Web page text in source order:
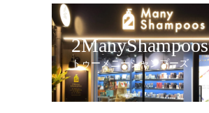
2ManyShampoos
トゥーメニーシャンプーズ